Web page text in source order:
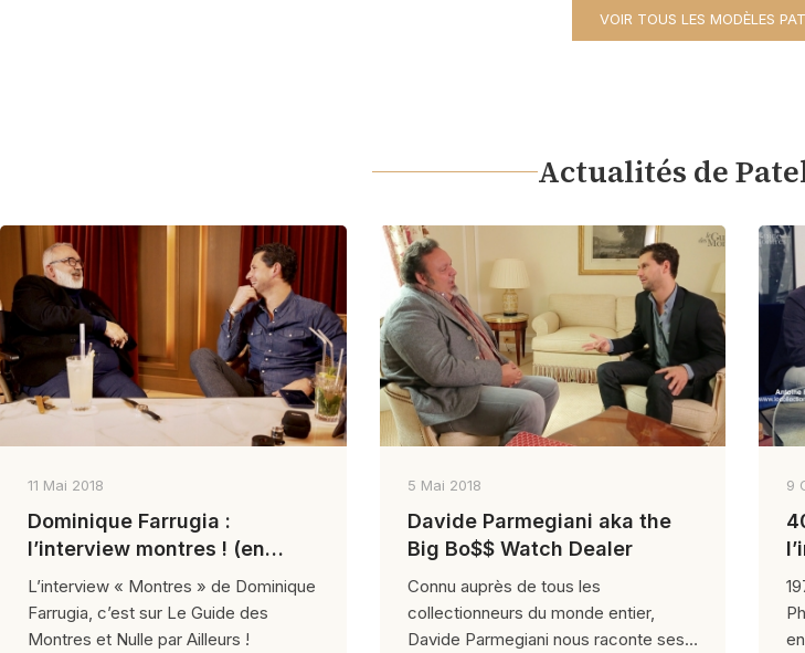
VOIR TOUS LES MODÈLES
Actualités de
11 Mai 2018
Dominique Farrugia :
l’interview montres ! (en
intégrule)
L’interview « Montres » de Dominique
Farrugia, c’est sur Le Guide des
Montres et Nulle par Ailleurs !
5 Mai 2018
Davide Parmegiani aka the
Big Bo$$ Watch Dealer
Connu auprès de tous les
collectionneurs du monde entier,
Davide Parmegiani nous raconte ses
9